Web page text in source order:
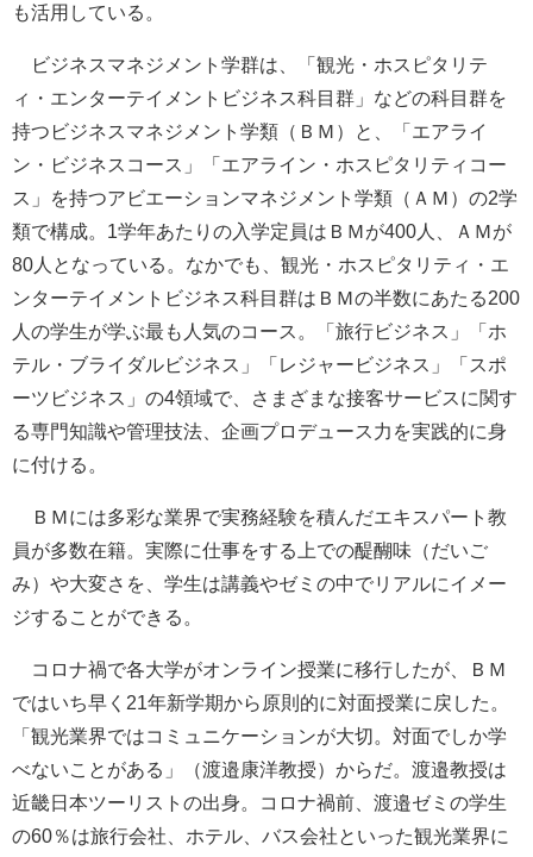
も活用している。
ビジネスマネジメント学群は、「観光・ホスピタリテ
ィ・エンターテイメントビジネス科目群」などの科目群を
持つビジネスマネジメント学類（ＢＭ）と、「エアライ
ン・ビジネスコース」「エアライン・ホスピタリティコー
ス」を持つアビエーションマネジメント学類（ＡＭ）の2学
類で構成。1学年あたりの入学定員はＢＭが400人、ＡＭが
80人となっている。なかでも、観光・ホスピタリティ・エ
ンターテイメントビジネス科目群はＢＭの半数にあたる200
人の学生が学ぶ最も人気のコース。「旅行ビジネス」「ホ
テル・ブライダルビジネス」「レジャービジネス」「スポ
ーツビジネス」の4領域で、さまざまな接客サービスに関す
る専門知識や管理技法、企画プロデュース力を実践的に身
に付ける。
ＢＭには多彩な業界で実務経験を積んだエキスパート教
員が多数在籍。実際に仕事をする上での醍醐味（だいご
み）や大変さを、学生は講義やゼミの中でリアルにイメー
ジすることができる。
コロナ禍で各大学がオンライン授業に移行したが、ＢＭ
ではいち早く21年新学期から原則的に対面授業に戻した。
「観光業界ではコミュニケーションが大切。対面でしか学
べないことがある」（渡邉康洋教授）からだ。渡邉教授は
近畿日本ツーリストの出身。コロナ禍前、渡邉ゼミの学生
の60％は旅行会社、ホテル、バス会社といった観光業界に